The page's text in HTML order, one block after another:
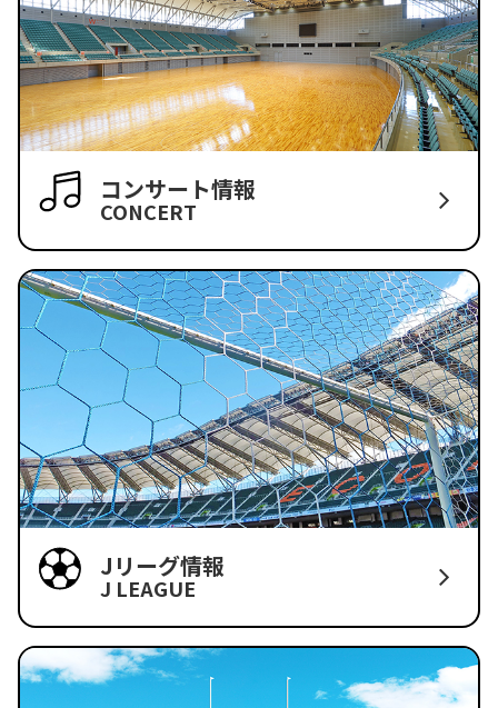
コンサート情報
CONCERT
Jリーグ情報
J LEAGUE